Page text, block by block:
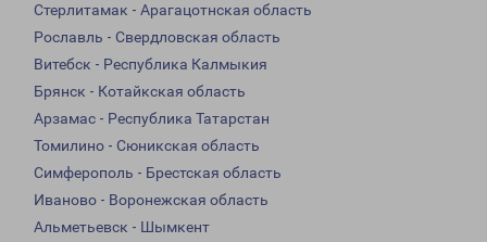
Стерлитамак - Арагацотнская область
Рославль - Свердловская область
Витебск - Республика Калмыкия
Брянск - Котайкская область
Арзамас - Республика Татарстан
Томилино - Сюникская область
Симферополь - Брестская область
Иваново - Воронежская область
Альметьевск - Шымкент